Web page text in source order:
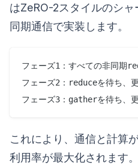
はZeRO-2スタイルのシ
同期通信で実装します。
フェーズ1：すべての非同期
フェーズ2：reduceを待ち、
これにより、通信と計算
利用率が最大化されます。